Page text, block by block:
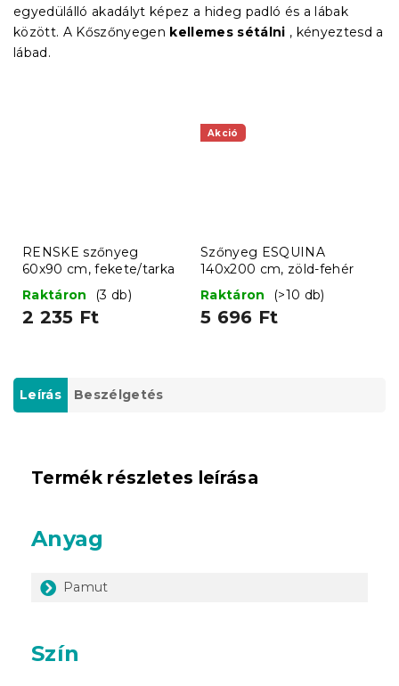
egyedülálló akadályt képez a hideg padló és a lábak
között. A Kőszőnyegen kellemes sétálni , kényeztesd a
lábad.
RENSKE szőnyeg
60x90 cm, fekete/tarka
Raktáron
(3 db)
2 235 Ft
Akció
Szőnyeg ESQUINA
140x200 cm, zöld-fehér
Raktáron
(>10 db)
5 696 Ft
Leírás Beszélgetés
Termék részletes leírása
Anyag
Pamut
Szín